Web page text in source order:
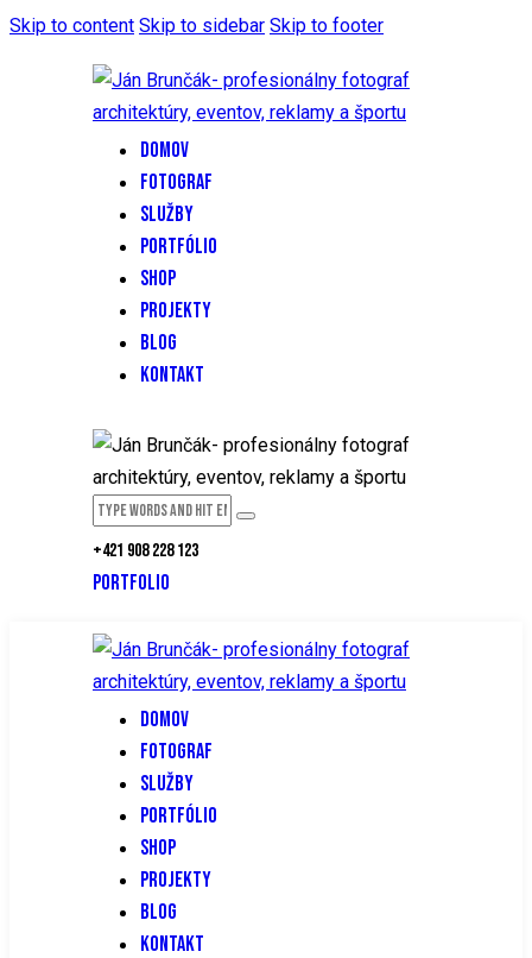
Skip to content Skip to sidebar Skip to footer
DOMOV
FOTOGRAF
SLUŽBY
PORTFÓLIO
SHOP
PROJEKTY
BLOG
KONTAKT
+421 908 228 123
PORTFOLIO
DOMOV
FOTOGRAF
SLUŽBY
PORTFÓLIO
SHOP
PROJEKTY
BLOG
KONTAKT